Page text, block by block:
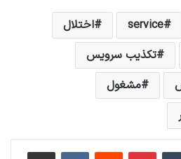
service
اختلال
تکذیب سرویس
مشغول
تامبلر پینتریستReddit
VKontakteاشتراک گذاری با ایمیل